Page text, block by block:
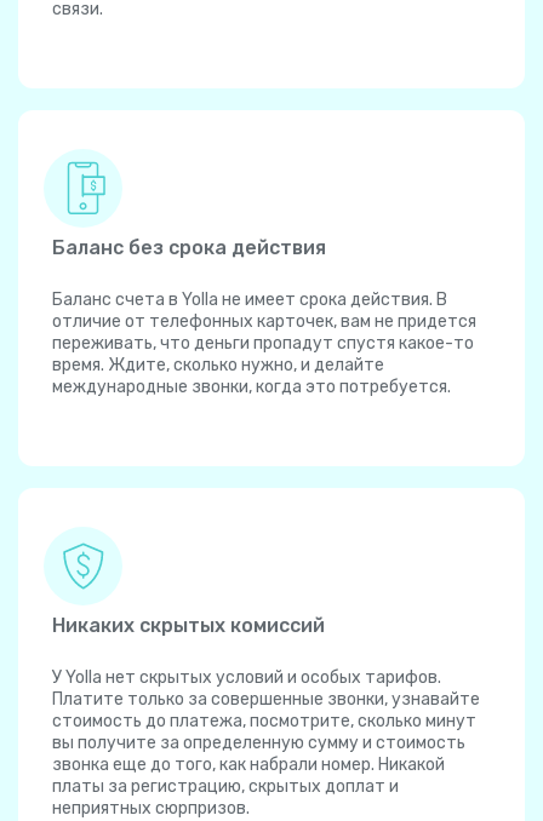
связи.
Баланс без срока действия
Баланс счета в Yolla не имеет срока действия. В
отличие от телефонных карточек, вам не придется
переживать, что деньги пропадут спустя какое-то
время. Ждите, сколько нужно, и делайте
международные звонки, когда это потребуется.
Никаких скрытых комиссий
У Yolla нет скрытых условий и особых тарифов.
Платите только за совершенные звонки, узнавайте
стоимость до платежа, посмотрите, сколько минут
вы получите за определенную сумму и стоимость
звонка еще до того, как набрали номер. Никакой
платы за регистрацию, скрытых доплат и
неприятных сюрпризов.